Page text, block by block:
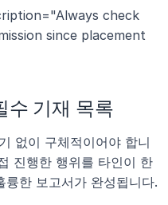
check
since placement
수 기재 목록
없이 구체적이어야 합니
진행한 행위를 타인이 한
한 보고서가 완성됩니다.